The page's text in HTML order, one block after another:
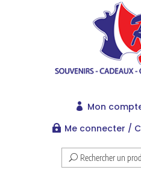
 Mon
 Me connecter /
Rechercher un